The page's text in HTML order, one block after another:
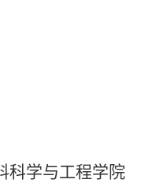
科学与工程学院